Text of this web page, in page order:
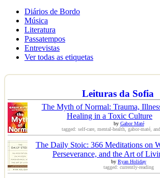
Diários de Bordo
Música
Literatura
Passatempos
Entrevistas
Ver todas as etiquetas
Leituras da Sofia
The Myth of Normal: Trauma,
Healing in a Toxic Culture
by Gabor Maté
tagged: self-care, mental-health, gabor-maté,
The Daily Stoic: 366 Meditations on
Perseverance, and the Art of
by Ryan Holiday
tagged: currently-reading